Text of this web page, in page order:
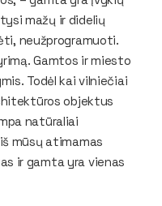
mažų ir didelių
neužprogramuoti.
Gamtos ir miesto
Todėl kai vilniečiai
objektus
natūraliai
mūsų atimamas
ir gamta yra vienas